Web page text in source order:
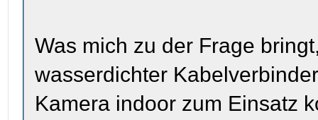
Was mich zu der Frage
wasserdichter
Kamera indoor zum Einsatz